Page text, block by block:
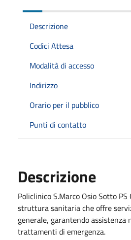
Descrizione
Codici Attesa
Modalità di accesso
Indirizzo
Orario per il pubblico
Punti di contatto
Descrizione
Policlinico S.Marco Osio Sotto
struttura sanitaria che offre
generale, garantendo assistenza
trattamenti di emergenza.